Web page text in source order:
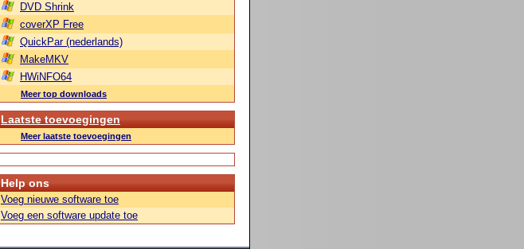
DVD Shrink
coverXP Free
QuickPar (nederlands)
MakeMKV
HWiNFO64
Meer top downloads
Laatste toevoegingen
Meer laatste toevoegingen
Help ons
Voeg nieuwe software toe
Voeg een software update toe